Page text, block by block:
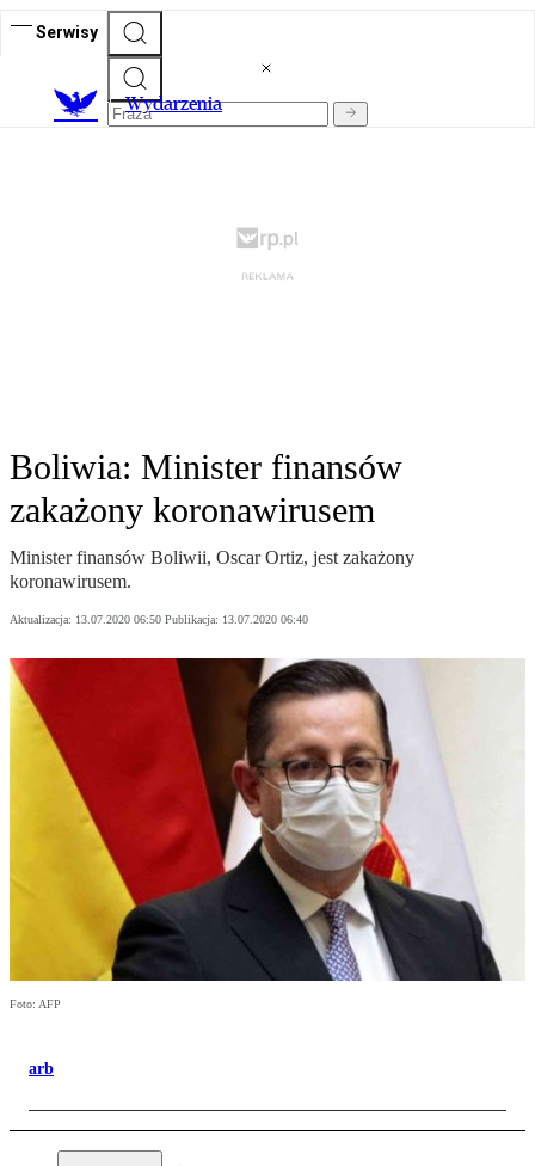
Serwisy
Wydarzenia
Boliwia: Minister finansów
zakażony koronawirusem
Minister finansów Boliwii, Oscar Ortiz, jest zakażony
koronawirusem.
Aktualizacja: 13.07.2020 06:50 Publikacja: 13.07.2020 06:40
Foto: AFP
arb